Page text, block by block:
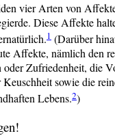
vier Arten von
Diese Affekte
1 (Darüber
Affekte, nämlich den
Zufriedenheit, die
sowie die
Lebens.2)